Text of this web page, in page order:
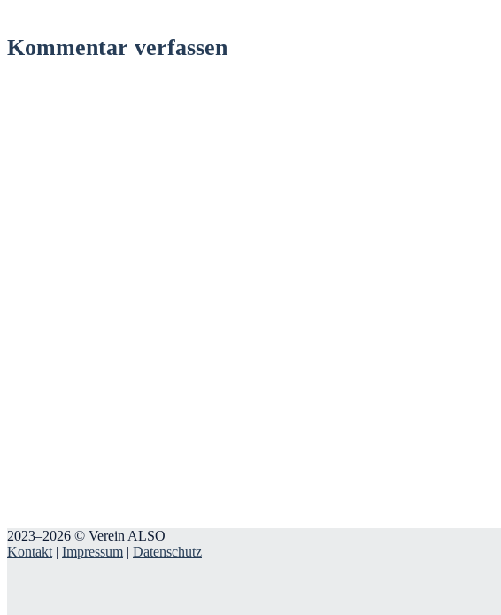
Kommentar verfassen
2023–2026 © Verein ALSO
Kontakt | Impressum | Datenschutz